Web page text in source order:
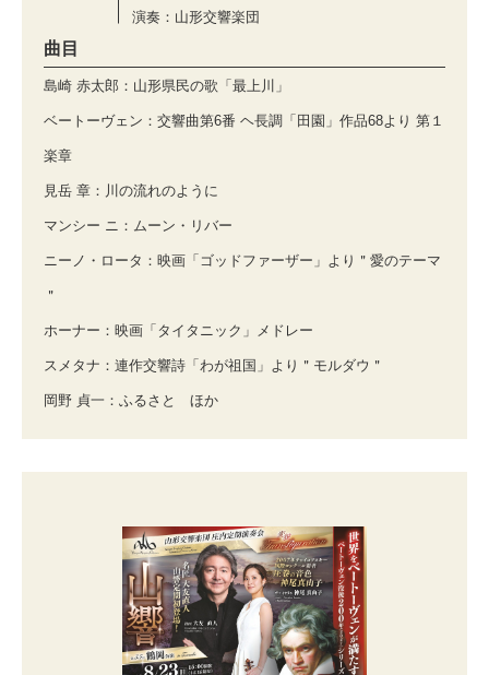
演奏：山形交響楽団
曲目
島崎 赤太郎：山形県民の歌「最上川」
ベートーヴェン：交響曲第6番 ヘ長調「田園」作品68より 第１
楽章
見岳 章：川の流れのように
マンシー ニ：ムーン・リバー
ニーノ・ロータ：映画「ゴッドファーザー」より＂愛のテーマ
＂
ホーナー：映画「タイタニック」メドレー
スメタナ：連作交響詩「わが祖国」より＂モルダウ＂
岡野 貞一：ふるさと ほか